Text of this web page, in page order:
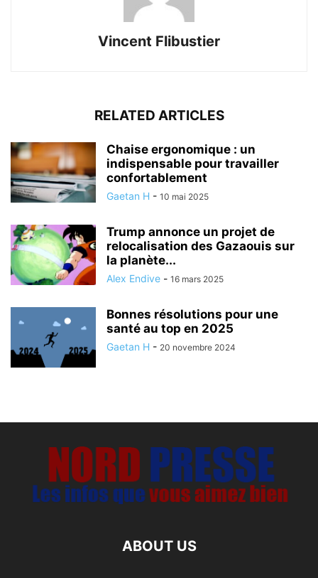
Vincent Flibustier
RELATED ARTICLES
Chaise ergonomique : un
indispensable pour travailler
confortablement
Gaetan H - 10 mai 2025
Trump annonce un projet de
relocalisation des Gazaouis sur
la planète...
Alex Endive - 16 mars 2025
Bonnes résolutions pour une
santé au top en 2025
Gaetan H - 20 novembre 2024
ABOUT US